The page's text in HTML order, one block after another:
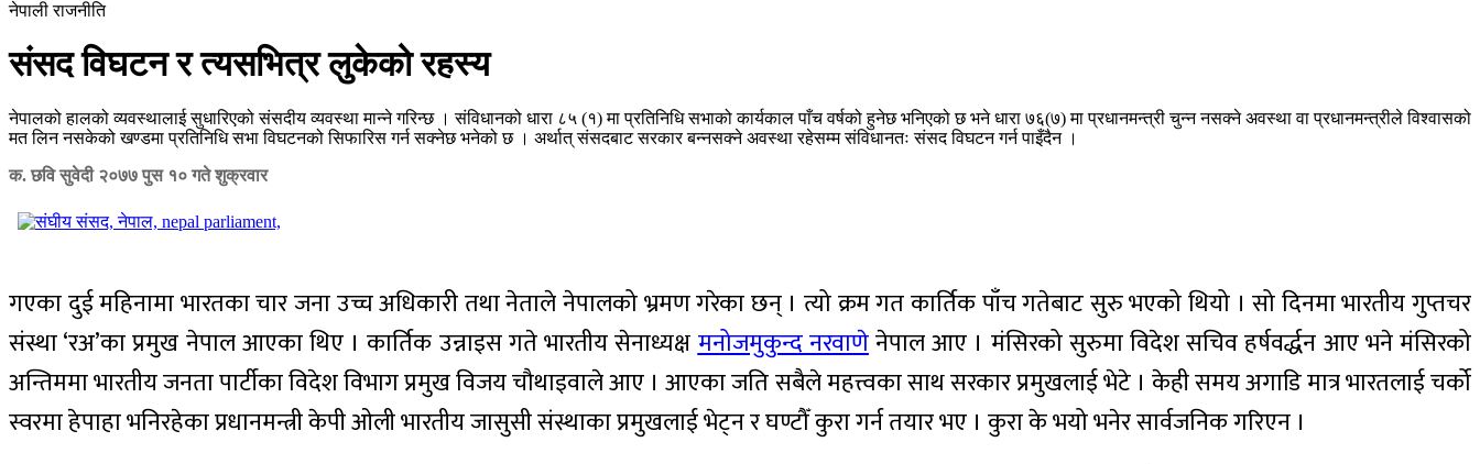
नेपाली राजनीति
संसद विघटन र त्यसभित्र लुकेको रहस्य
नेपालको हालको व्यवस्थालाई सुधारिएको संसदीय व्यवस्था मान्ने गरिन्छ । संविधानको धारा ८५ (१) मा प्रतिनिधि सभाको कार्यकाल पाँच वर्षको हुनेछ भनिएको छ भने धारा ७६(७) मा प्रधानमन्त्री चुन्न नसक्ने अवस्था वा प्रधानमन्त्रीले विश्वासको
मत लिन नसकेको खण्डमा प्रतिनिधि सभा विघटनको सिफारिस गर्न सक्नेछ भनेको छ । अर्थात्‌ संसदबाट सरकार बन्नसक्ने अवस्था रहेसम्म संविधानतः संसद विघटन गर्न पाइँदैन ।
क. छवि सुवेदी २०७७ पुस १० गते शुक्रवार
गएका दुई महिनामा भारतका चार जना उच्च अधिकारी तथा नेताले नेपालको भ्रमण गरेका छन् । त्यो क्रम गत कार्तिक पाँच गतेबाट सुरु भएको थियो । सो दिनमा भारतीय गुप्तचर
संस्था ‘रअ’का प्रमुख नेपाल आएका थिए । कार्तिक उन्नाइस गते भारतीय सेनाध्यक्षमनोजमुकुन्द नरवाणेनेपाल आए । मंसिरको सुरुमा विदेश सचिव हर्षवर्द्धन आए भने मंसिरको
अन्तिममा भारतीय जनता पार्टीका विदेश विभाग प्रमुख विजय चौथाइवाले आए । आएका जति सबैले महत्त्वका साथ सरकार प्रमुखलाई भेटे । केही समय अगाडि मात्र भारतलाई चर्को
स्वरमा हेपाहा भनिरहेका प्रधानमन्त्री केपी ओली भारतीय जासुसी संस्थाका प्रमुखलाई भेट्न र घण्टौँ कुरा गर्न तयार भए । कुरा के भयो भनेर सार्वजनिक गरिएन ।